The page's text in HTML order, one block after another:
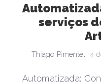
serviços
Thiago Pimentel 4
Automatizada: